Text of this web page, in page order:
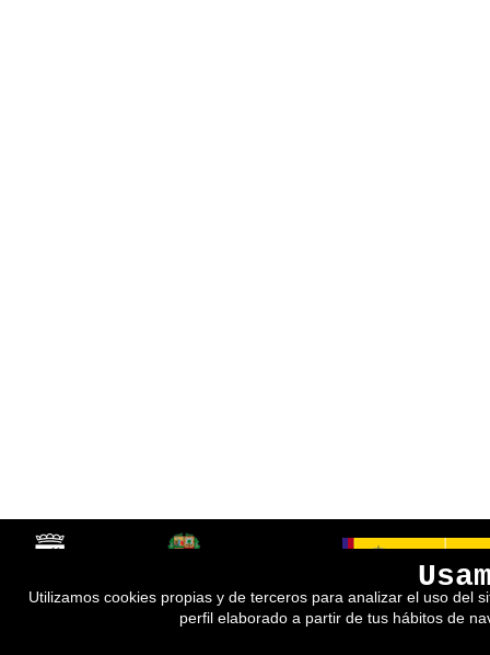
Utilizamos cookies propias y de terceros para analizar el uso del
perfil elaborado a partir de tus hábitos de